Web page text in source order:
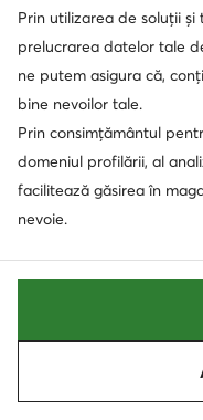
502,90Lei
Prin utilizarea de soluții
prelucrarea datelor tale
ne putem asigura că,
bine nevoilor tale.
Prin consimțământul
domeniul profilării, al
facilitează găsirea în
nevoie.